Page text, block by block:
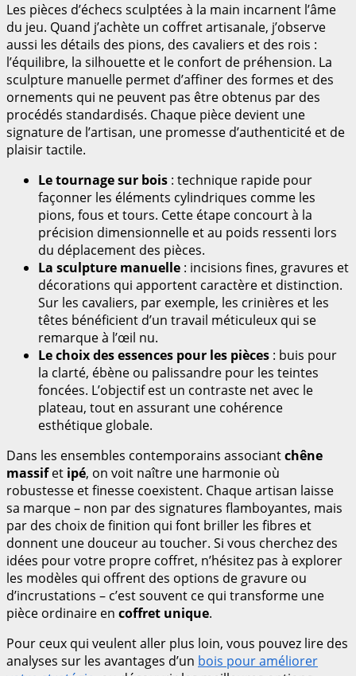
Les pièces d’échecs sculptées à la main incarnent l’âme
du jeu. Quand j’achète un coffret artisanale, j’observe
aussi les détails des pions, des cavaliers et des rois :
l’équilibre, la silhouette et le confort de préhension. La
sculpture manuelle permet d’affiner des formes et des
ornements qui ne peuvent pas être obtenus par des
procédés standardisés. Chaque pièce devient une
signature de l’artisan, une promesse d’authenticité et de
plaisir tactile.
Le tournage sur bois : technique rapide pour
façonner les éléments cylindriques comme les
pions, fous et tours. Cette étape concourt à la
précision dimensionnelle et au poids ressenti lors
du déplacement des pièces.
La sculpture manuelle : incisions fines, gravures et
décorations qui apportent caractère et distinction.
Sur les cavaliers, par exemple, les crinières et les
têtes bénéficient d’un travail méticuleux qui se
remarque à l’œil nu.
Le choix des essences pour les pièces : buis pour
la clarté, ébène ou palissandre pour les teintes
foncées. L’objectif est un contraste net avec le
plateau, tout en assurant une cohérence
esthétique globale.
Dans les ensembles contemporains associantchêne
massifet ipé, on voit naître une harmonie où
robustesse et finesse coexistent. Chaque artisan laisse
sa marque – non par des signatures flamboyantes, mais
par des choix de finition qui font briller les fibres et
donnent une douceur au toucher. Si vous cherchez des
idées pour votre propre coffret, n’hésitez pas à explorer
les modèles qui offrent des options de gravure ou
d’incrustations – c’est souvent ce qui transforme une
pièce ordinaire en coffret unique.
Pour ceux qui veulent aller plus loin, vous pouvez lire des
analyses sur les avantages d’un bois pour améliorer